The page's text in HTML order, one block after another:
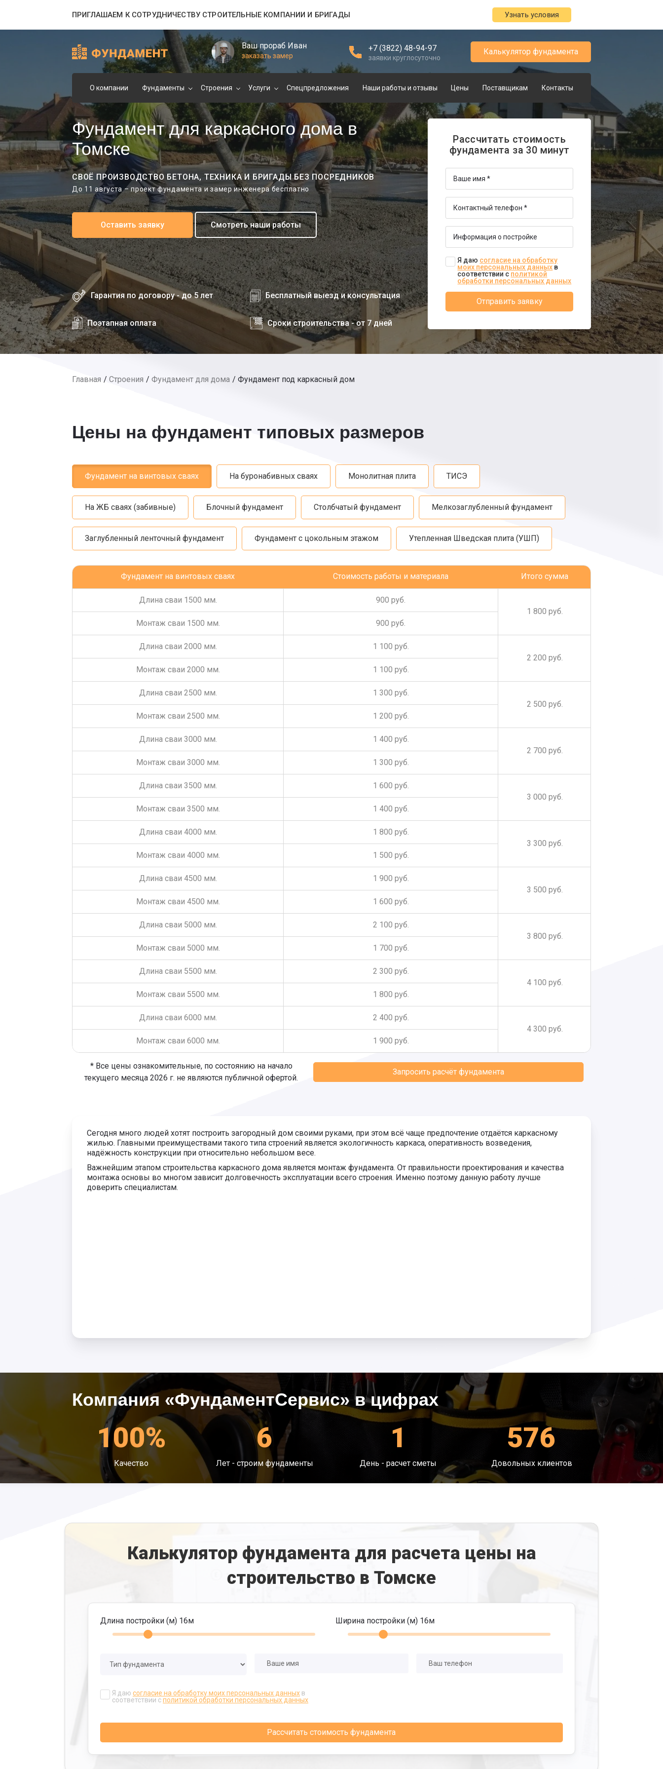
ПРИГЛАШАЕМ К СОТРУДНИЧЕСТВУ СТРОИТЕЛЬНЫЕ КОМПАНИИ И БРИГАДЫ Узнать условия
Ваш прораб Иван
заказать замер
+7 (3822) 48-94-97
заявки круглосуточно
Калькулятор фундамента
О компании Фундаменты Строения Услуги Спецпредложения Наши работы и отзывы Цены Поставщикам Контакты
Фундамент для каркасного дома в
Томске
СВОЁ ПРОИЗВОДСТВО БЕТОНА, ТЕХНИКА И БРИГАДЫ БЕЗ ПОСРЕДНИКОВ
До 11 августа – проект фундамента и замер инженера бесплатно
Оставить заявку Смотреть наши работы
Гарантия по договору - до 5 лет Бесплатный выезд и консультация
Поэтапная оплата Сроки строительства - от 7 дней
Рассчитать стоимость
фундамента за 30 минут
Я даю согласие на обработку
моих персональных данных в
соответствии с политикой
обработки персональных данных
Отправить заявку
Главная Строения Фундамент для дома Фундамент под каркасный дом
Цены на фундамент типовых размеров
Фундамент на винтовых сваях На буронабивных сваях Монолитная плита ТИСЭ
На ЖБ сваях (забивные) Блочный фундамент Столбчатый фундамент Мелкозаглубленный фундамент
Заглубленный ленточный фундамент Фундамент с цокольным этажом Утепленная Шведская плита (УШП)
Фундамент на винтовых сваях Стоимость работы и материала Итого сумма
Длина сваи 1500 мм.
900 руб.
1 800 руб.
Монтаж сваи 1500 мм.
900 руб.
Длина сваи 2000 мм.
1 100 руб.
2 200 руб.
Монтаж сваи 2000 мм.
1 100 руб.
Длина сваи 2500 мм.
1 300 руб.
2 500 руб.
Монтаж сваи 2500 мм.
1 200 руб.
Длина сваи 3000 мм.
1 400 руб.
2 700 руб.
Монтаж сваи 3000 мм.
1 300 руб.
Длина сваи 3500 мм.
1 600 руб.
3 000 руб.
Монтаж сваи 3500 мм.
1 400 руб.
Длина сваи 4000 мм.
1 800 руб.
3 300 руб.
Монтаж сваи 4000 мм.
1 500 руб.
Длина сваи 4500 мм.
1 900 руб.
3 500 руб.
Монтаж сваи 4500 мм.
1 600 руб.
Длина сваи 5000 мм.
2 100 руб.
3 800 руб.
Монтаж сваи 5000 мм.
1 700 руб.
Длина сваи 5500 мм.
2 300 руб.
4 100 руб.
Монтаж сваи 5500 мм.
1 800 руб.
Длина сваи 6000 мм.
2 400 руб.
4 300 руб.
Монтаж сваи 6000 мм.
1 900 руб.
* Все цены ознакомительные, по состоянию на начало
текущего месяца 2026 г. не являются публичной офертой.
Запросить расчёт фундамента
Сегодня много людей хотят построить загородный дом своими руками, при этом всё чаще предпочтение отдаётся каркасному
жилью. Главными преимуществами такого типа строений является экологичность каркаса, оперативность возведения,
надёжность конструкции при относительно небольшом весе.
Важнейшим этапом строительства каркасного дома является монтаж фундамента. От правильности проектирования и качества
монтажа основы во многом зависит долговечность эксплуатации всего строения. Именно поэтому данную работу лучше
доверить специалистам.
Компания «ФундаментСервис» в цифрах
100%
Качество
6
Лет - строим фундаменты
1
День - расчет сметы
576
Довольных клиентов
Калькулятор фундамента для расчета цены на
строительство в Томске
Длина постройки (м) 16м Ширина постройки (м) 16м
Я даю согласие на обработку моих персональных данных в
соответствии сполитикой обработки персональных данных
Рассчитать стоимость фундамента